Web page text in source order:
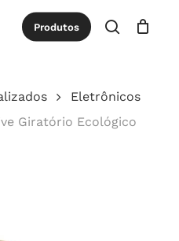
Produtos
procurar
Close
Eletrônicos
Giratório Ecológico